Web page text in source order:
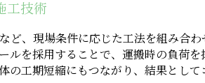
工技術
ど、現場条件に応じた工法を組み合
ルを採用することで、運搬時の負荷を
の工期短縮にもつながり、結果とし